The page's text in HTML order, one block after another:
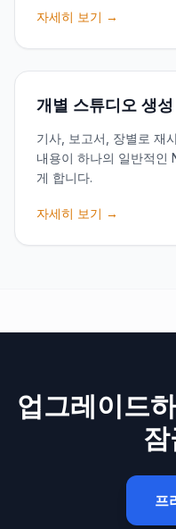
자세히 보기 →
개별 스튜디오 생성
기사, 보고서, 장별로 재
내용이 하나의 일반적
게 합니다.
자세히 보기 →
업그레이드
프